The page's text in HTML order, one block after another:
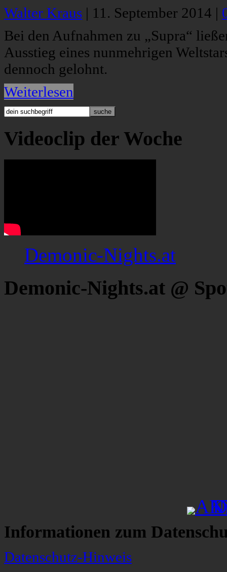
Walter Kraus | 11. September 2014 |
Bei den Aufnahmen zu „Supra“
Ausstieg eines nunmehrigen
dennoch gelohnt.
Weiterlesen
Videoclip der Woche
Demonic-Nights.at
Demonic-Nights.at @
Informationen zum
Datenschutz-Hinweis